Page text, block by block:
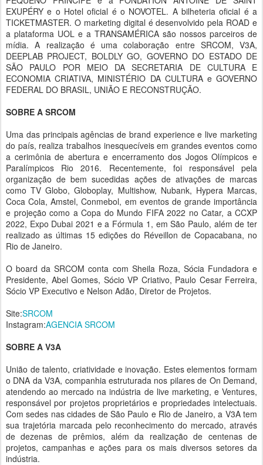
EXUPÉRY e o Hotel oficial é o NOVOTEL. A bilheteria oficial é a
TICKETMASTER. O marketing digital é desenvolvido pela ROAD e
a plataforma UOL e a TRANSAMÉRICA são nossos parceiros de
mídia. A realização é uma colaboração entre SRCOM, V3A,
DEEPLAB PROJECT, BOLDLY GO, GOVERNO DO ESTADO DE
SÃO PAULO POR MEIO DA SECRETARIA DE CULTURA E
ECONOMIA CRIATIVA, MINISTÉRIO DA CULTURA e GOVERNO
FEDERAL DO BRASIL, UNIÃO E RECONSTRUÇÃO.
SOBRE A SRCOM
Uma das principais agências de brand experience e live marketing
do país, realiza trabalhos inesquecíveis em grandes eventos como
a cerimônia de abertura e encerramento dos Jogos Olímpicos e
Paralímpicos Rio 2016. Recentemente, foi responsável pela
organização de bem sucedidas ações de ativações de marcas
como TV Globo, Globoplay, Multishow, Nubank, Hypera Marcas,
Coca Cola, Amstel, Conmebol, em eventos de grande importância
e projeção como a Copa do Mundo FIFA 2022 no Catar, a CCXP
2022, Expo Dubai 2021 e a Fórmula 1, em São Paulo, além de ter
realizado as últimas 15 edições do Réveillon de Copacabana, no
Rio de Janeiro.
O board da SRCOM conta com Sheila Roza, Sócia Fundadora e
Presidente, Abel Gomes, Sócio VP Criativo, Paulo Cesar Ferreira,
Sócio VP Executivo e Nelson Adão, Diretor de Projetos.
Site:SRCOM
Instagram:AGENCIA SRCOM
SOBRE A V3A
União de talento, criatividade e inovação. Estes elementos formam
o DNA da V3A, companhia estruturada nos pilares de On Demand,
atendendo ao mercado na indústria de live marketing, e Ventures,
responsável por projetos proprietários e propriedades intelectuais.
Com sedes nas cidades de São Paulo e Rio de Janeiro, a V3A tem
sua trajetória marcada pelo reconhecimento do mercado, através
de dezenas de prêmios, além da realização de centenas de
projetos, campanhas e ações para os mais diversos setores da
indústria.